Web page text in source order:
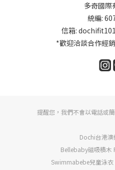
多奇國際
統編:
信箱:
*歡迎洽談合作經
提醒您，我們不會以電話或
Dochi台港
Bellebaby磁吸積木
Swimmabebe兒童泳